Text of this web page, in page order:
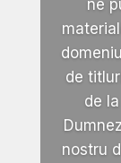
ne
de
de
nostru